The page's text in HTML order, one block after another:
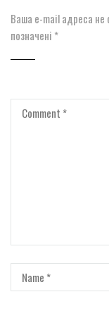
Ваша e-mail адреса не
позначені *